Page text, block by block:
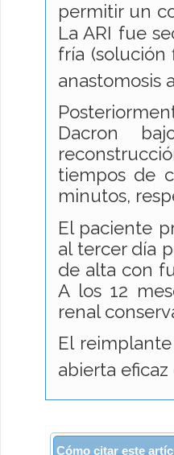
permitir un
La ARI fue
fría (solución
anastomosis
Dacron
tiempos de
minutos,
El paciente
al tercer día
de alta con
A los 12
renal
El
abierta
Cómo citar este